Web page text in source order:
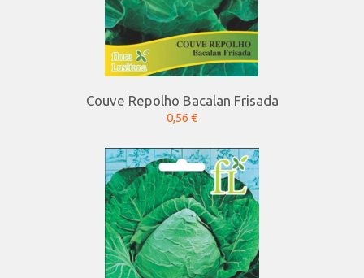
Couve Repolho Bacalan Frisada
0,56 €